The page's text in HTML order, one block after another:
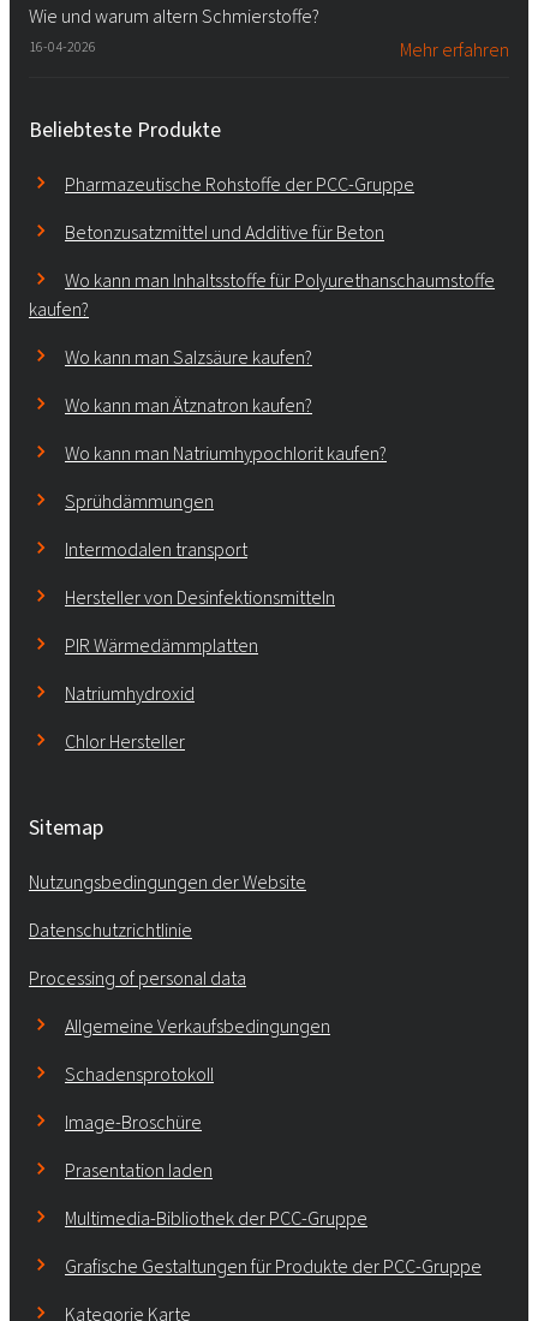
Wie und warum altern Schmierstoffe?
16-04-2026 Mehr erfahren
Beliebteste Produkte
Pharmazeutische Rohstoffe der PCC-Gruppe
Betonzusatzmittel und Additive für Beton
Wo kann man Inhaltsstoffe für Polyurethanschaumstoffe
kaufen?
Wo kann man Salzsäure kaufen?
Wo kann man Ätznatron kaufen?
Wo kann man Natriumhypochlorit kaufen?
Sprühdämmungen
Intermodalen transport
Hersteller von Desinfektionsmitteln
PIR Wärmedämmplatten
Natriumhydroxid
Chlor Hersteller
Sitemap
Nutzungsbedingungen der Website
Datenschutzrichtlinie
Processing of personal data
Allgemeine Verkaufsbedingungen
Schadensprotokoll
Image-Broschüre
Prasentation laden
Multimedia-Bibliothek der PCC-Gruppe
Grafische Gestaltungen für Produkte der PCC-Gruppe
Kategorie Karte